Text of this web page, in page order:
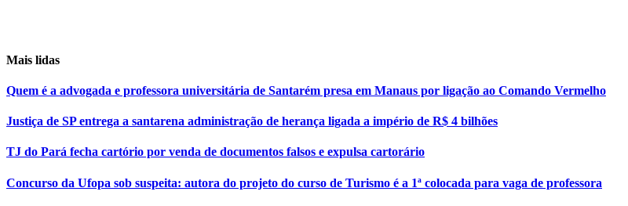
Mais lidas
Quem é a advogada e professora universitária de Santarém presa em Manaus por ligação ao Comando Vermelho
Justiça de SP entrega a santarena administração de herança ligada a império de R$ 4 bilhões
TJ do Pará fecha cartório por venda de documentos falsos e expulsa cartorário
Concurso da Ufopa sob suspeita: autora do projeto do curso de Turismo é a 1ª colocada para vaga de professora